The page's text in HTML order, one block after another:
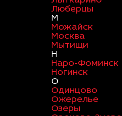
Люберцы
М
Можайск
Москва
Мытищи
Н
Наро-Фоминск
Ногинск
О
Одинцово
Ожерелье
Озеры